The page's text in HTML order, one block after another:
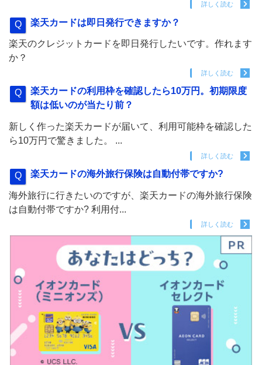
詳しく読む
楽天カードは即日発行できますか？
楽天のクレジットカードを即日発行したいです。作れます
か？
詳しく読む
楽天カードの利用枠を確認したら10万円。初期限度
額は低いのが当たり前？
新しく作った楽天カードが届いて、利用可能枠を確認した
ら10万円で驚きました。 ...
詳しく読む
楽天カードの海外旅行保険は自動付帯ですか?
海外旅行に行きたいのですが、楽天カードの海外旅行保険
は自動付帯ですか? 利用付...
詳しく読む